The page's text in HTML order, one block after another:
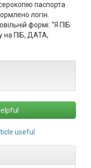
паспорта
логін.
формі: “Я ПІБ
на ПІБ, ДАТА,
useful